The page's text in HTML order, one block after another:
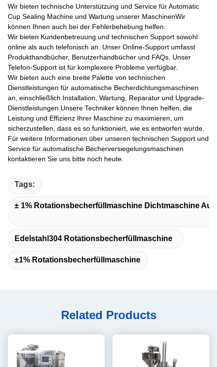
Wir bieten technische Unterstützung und Service für Automatic
Cup Sealing Machine.und Wartung unserer MaschinenWir
können Ihnen auch bei der Fehlerbehebung helfen.
Wir bieten Kundenbetreuung und technischen Support sowohl
online als auch telefonisch an. Unser Online-Support umfasst
Produkthandbücher, Benutzerhandbücher und FAQs. Unser
Telefon-Support ist für komplexere Probleme verfügbar.
Wir bieten auch eine breite Palette von technischen
Dienstleistungen für automatische Becherdichtungsmaschinen
an, einschließlich Installation, Wartung, Reparatur und Upgrade-
Dienstleistungen.Unsere Techniker können Ihnen helfen, die
Leistung und Effizienz Ihrer Maschine zu maximieren, um
sicherzustellen, dass es so funktioniert, wie es entworfen wurde.
Für weitere Informationen über unseren technischen Support und
Service für automatische Becherversiegelungsmaschinen
kontaktieren Sie uns bitte noch heute.
Tags:
± 1% Rotationsbecherfüllmaschine Dichtmaschine
Edelstahl304 Rotationsbecherfüllmaschine
±1% Rotationsbecherfüllmaschine
Related Products